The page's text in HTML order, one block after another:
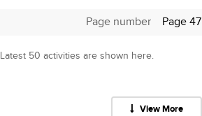
Page number Page 47
Latest 50 activities are shown here.
View More